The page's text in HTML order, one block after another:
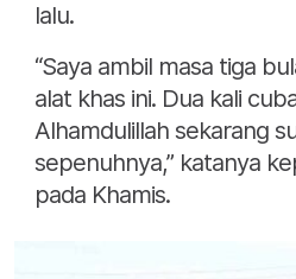
lalu.
“Saya ambil masa tiga
alat khas ini. Dua kali
Alhamdulillah sekarang
sepenuhnya,” katanya
pada Khamis.